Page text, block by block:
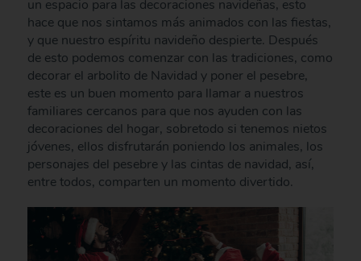
un espacio para las decoraciones navideñas, esto
hace que nos sintamos más animados con las fiestas,
y que nuestro espíritu navideño despierte. Después
de esto podemos comenzar con las tradiciones, como
decorar el arbolito de Navidad y poner el pesebre,
este es un buen momento para llamar a nuestros
familiares cercanos para que nos ayuden con las
decoraciones del hogar, sobretodo si tenemos nietos
jóvenes, ellos disfrutarán poniendo los animales, los
personajes del pesebre y las cintas de navidad, así,
entre todos, comparten un momento divertido.